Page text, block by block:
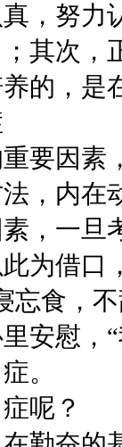
努力
其次，
的，是
因素
，内在
，一旦
为借口
忘食，
安慰，
。
呢？